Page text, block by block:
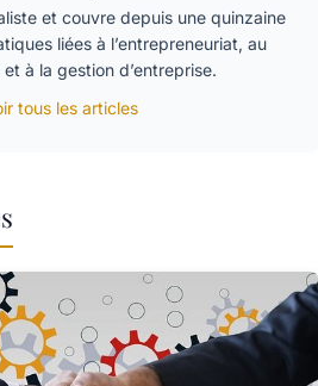
et couvre depuis une quinzaine
liées à l’entrepreneuriat, au
à la gestion d’entreprise.
tous les articles